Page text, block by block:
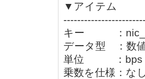
▼アイテム
キー ：
データ型 ：数
単位 ：bps
乗数を仕様：な